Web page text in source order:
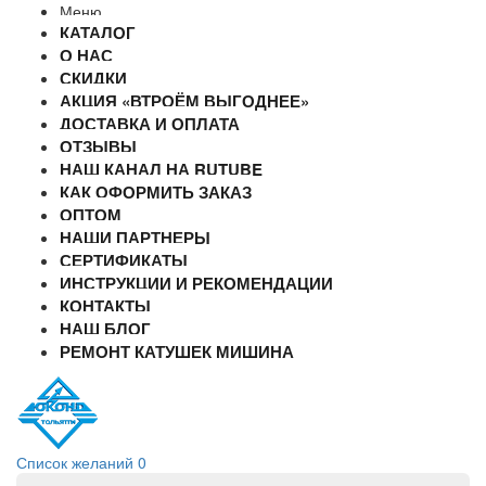
Меню
КАТАЛОГ
О НАС
СКИДКИ
АКЦИЯ «ВТРОЁМ ВЫГОДНЕЕ»
ДОСТАВКА И ОПЛАТА
ОТЗЫВЫ
НАШ КАНАЛ НА RUTUBE
КАК ОФОРМИТЬ ЗАКАЗ
ОПТОМ
НАШИ ПАРТНЕРЫ
СЕРТИФИКАТЫ
ИНСТРУКЦИИ И РЕКОМЕНДАЦИИ
КОНТАКТЫ
НАШ БЛОГ
РЕМОНТ КАТУШЕК МИШИНА
Список желаний 0